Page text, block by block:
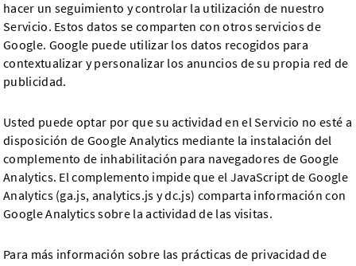
hacer un seguimiento y controlar la utilización de nuestro
Servicio. Estos datos se comparten con otros servicios de
Google. Google puede utilizar los datos recogidos para
contextualizar y personalizar los anuncios de su propia red de
publicidad.
Usted puede optar por que su actividad en el Servicio no esté a
disposición de Google Analytics mediante la instalación del
complemento de inhabilitación para navegadores de Google
Analytics. El complemento impide que el JavaScript de Google
Analytics (ga.js, analytics.js y dc.js) comparta información con
Google Analytics sobre la actividad de las visitas.
Para más información sobre las prácticas de privacidad de